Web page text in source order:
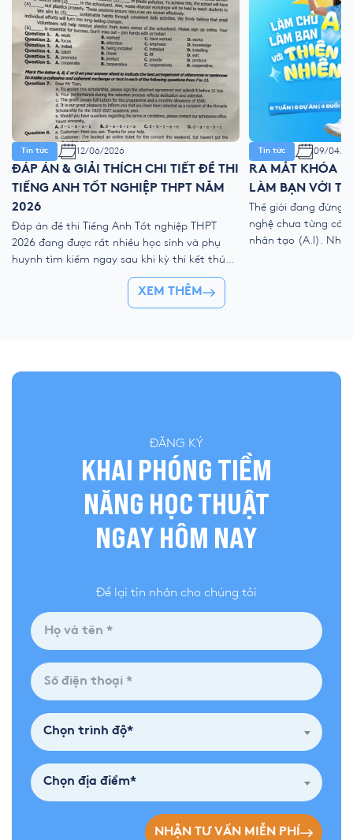
Tin tức 12/06/2026
ĐÁP ÁN & GIẢI THÍCH CHI TIẾT ĐỀ THI
TIẾNG ANH TỐT NGHIỆP THPT NĂM
2026
Đáp án đề thi Tiếng Anh Tốt nghiệp THPT
2026 đang được rất nhiều học sinh và phụ
huynh tìm kiếm ngay sau khi kỳ thi kết thúc.
Để giúp thí sinh nhanh chóng đối chiếu kết
quả và đánh giá bài làm của mình, YOLA cập
nhật đề thi chính thức, đáp án tham […]
Tin tức 09/04/
RA MẮT KHÓA
LÀM BẠN VỚI
Thế giới đang đứng
nghệ chưa từng có
nhân tạo (A.I).
XEM THÊM
ĐĂNG KÝ
KHAI PHÓNG TIỀM
NĂNG HỌC THUẬT
NGAY HÔM NAY
Để lại tin nhắn cho chúng tôi
Chọn trình độ*
Chọn địa điểm*
NHẬN TƯ VẤN MIỄN PHÍ